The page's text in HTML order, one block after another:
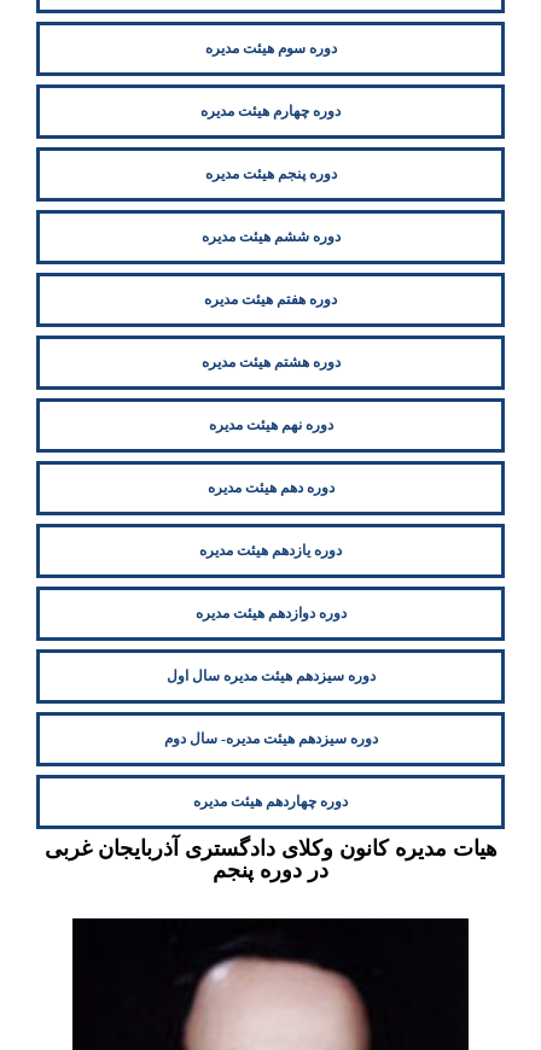
دوره سوم هیئت مدیره
دوره چهارم هیئت مدیره
دوره پنجم هیئت مدیره
دوره ششم هیئت مدیره
دوره هفتم هیئت مدیره
دوره هشتم هیئت مدیره
دوره نهم هیئت مدیره
دوره دهم هیئت مدیره
دوره یازدهم هیئت مدیره
دوره دوازدهم هیئت مدیره
دوره سیزدهم هیئت مدیره سال اول
دوره سیزدهم هیئت مدیره- سال دوم
دوره چهاردهم هیئت مدیره
هیات مدیره کانون وکلای دادگستری آذربایجان غربی
در دوره پنجم